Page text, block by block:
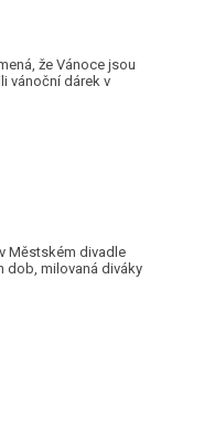
že Vánoce jsou
vánoční dárek v
Městském divadle
dob, milovaná diváky